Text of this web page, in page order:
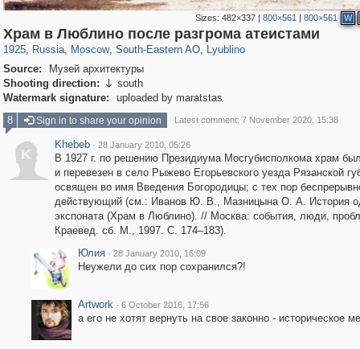
Sizes:482×337 |800×561 |800×561 W
Храм в Люблино после разгрома атеистами
1925, Russia
1,407,357 29,248
, Moscow
319,882 8,286
, South-Eastern AO
11,379 197
, Lyublino
585 2
Source:
Музей архитектуры
Shooting direction:  south
Watermark signature:
uploaded by maratstas
8
Sign in to share your opinion Latest comment: 7 November 2020, 15:38
K
Khebeb · 28 January 2010, 05:26
В 1927 г. по решению Президиума Мосгубисполкома храм
и перевезен в село Рыжево Егорьевского уезда Рязанской
освящен во имя Введения Богородицы; c тех пор
действующий (см.: Иванов Ю. В., Мазницына О. А. История
экспоната (Храм в Люблино). // Москва: события, люди,
Краевед. сб. М., 1997. С. 174–183).
Юлия · 28 January 2010, 16:09
Неужели до сих пор сохранился?!
Artwork · 6 October 2016, 17:56
а его не хотят вернуть на свое законно - историческое